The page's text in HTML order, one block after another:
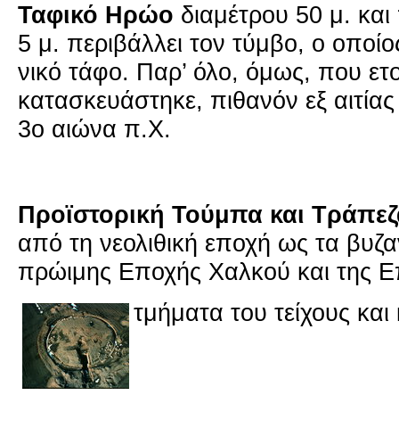
Τα­φι­κό Ηρώο δια­μέ­τρου 50 μ.
5 μ. πε­ρι­βάλ­λει τον τύμβο, ο
νι­κό τάφο. Παρ’ όλο, όμως, που
κα­τα­σκευά­στη­κε, πι­θα­νόν εξ
3ο αιώνα π.Χ.
Προϊ­στο­ρι­κή Τού­μπα και
από τη νε­ο­λι­θι­κή εποχή ως τα
πρώ­ι­μης Eπο­χής Xαλ­κού και της
τμή­μα­τα του τεί­χους